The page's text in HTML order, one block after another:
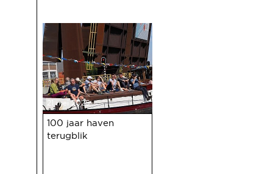
21 mei 2025
100 jaar haven
terugblik